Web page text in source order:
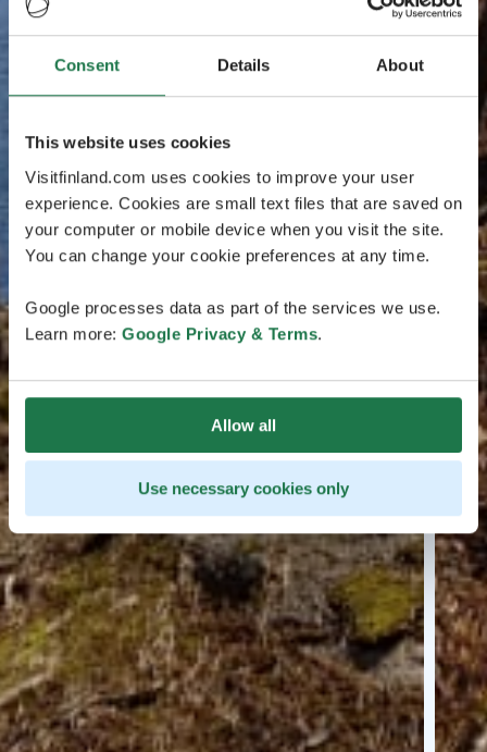
Consent Details About
This website uses cookies
Visitfinland.com uses cookies to improve your user
experience. Cookies are small text files that are saved on
your computer or mobile device when you visit the site.
You can change your cookie preferences at any time.
Google processes data as part of the services we use.
Learn more: Google Privacy & Terms.
Allow all
Use necessary cookies only